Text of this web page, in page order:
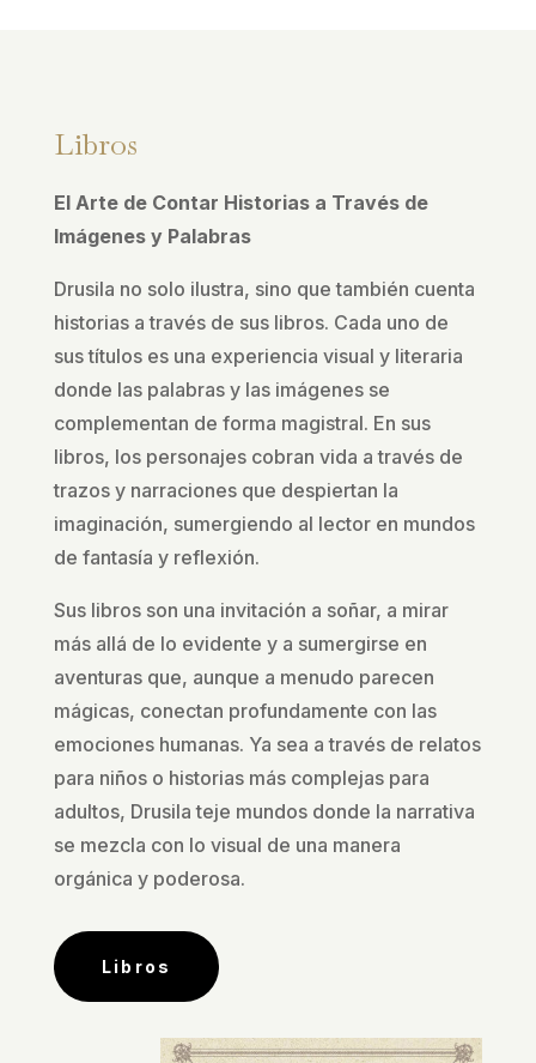
Libros
El Arte de Contar Historias a Través de
Imágenes y Palabras
Drusila no solo ilustra, sino que también cuenta
historias a través de sus libros. Cada uno de
sus títulos es una experiencia visual y literaria
donde las palabras y las imágenes se
complementan de forma magistral. En sus
libros, los personajes cobran vida a través de
trazos y narraciones que despiertan la
imaginación, sumergiendo al lector en mundos
de fantasía y reflexión.
Sus libros son una invitación a soñar, a mirar
más allá de lo evidente y a sumergirse en
aventuras que, aunque a menudo parecen
mágicas, conectan profundamente con las
emociones humanas. Ya sea a través de relatos
para niños o historias más complejas para
adultos, Drusila teje mundos donde la narrativa
se mezcla con lo visual de una manera
orgánica y poderosa.
Libros